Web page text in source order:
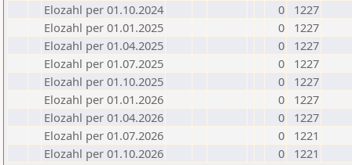
Elozahl per 01.10.2024
0
1227
Elozahl per 01.01.2025
0
1227
Elozahl per 01.04.2025
0
1227
Elozahl per 01.07.2025
0
1227
Elozahl per 01.10.2025
0
1227
Elozahl per 01.01.2026
0
1227
Elozahl per 01.04.2026
0
1227
Elozahl per 01.07.2026
0
1221
Elozahl per 01.10.2026
0 1221